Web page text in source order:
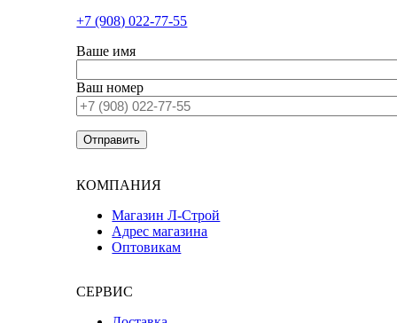
+7 (908) 022-77-55
Ваше имя
Ваш номер
КОМПАНИЯ
Магазин Л-Строй
Адрес магазина
Оптовикам
СЕРВИС